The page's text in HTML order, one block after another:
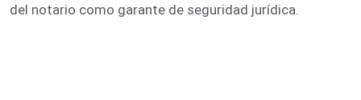
del notario como garante de seguridad jurídica.